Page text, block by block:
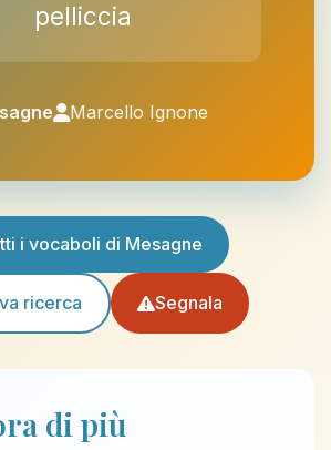
pelliccia
Marcello Ignone
i vocaboli di Mesagne
ricerca Segnala
di più